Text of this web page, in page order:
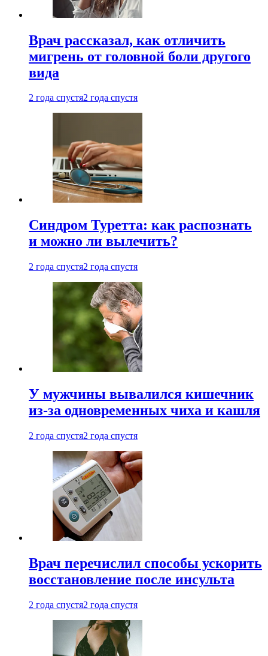
Врач рассказал, как отличить
мигрень от головной боли другого
вида
2 года спустя2 года спустя
Синдром Туретта: как распознать
и можно ли вылечить?
2 года спустя2 года спустя
У мужчины вывалился кишечник
из-за одновременных чиха и кашля
2 года спустя2 года спустя
Врач перечислил способы ускорить
восстановление после инсульта
2 года спустя2 года спустя